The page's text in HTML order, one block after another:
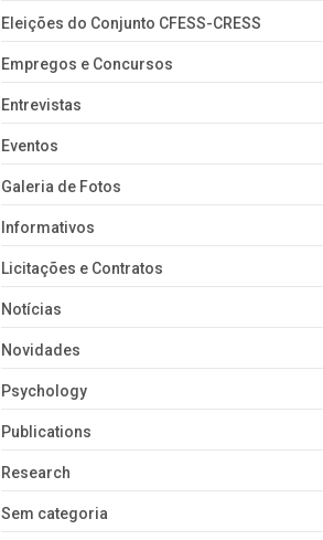
Eleições do Conjunto CFESS-CRESS
Empregos e Concursos
Entrevistas
Eventos
Galeria de Fotos
Informativos
Licitações e Contratos
Notícias
Novidades
Psychology
Publications
Research
Sem categoria